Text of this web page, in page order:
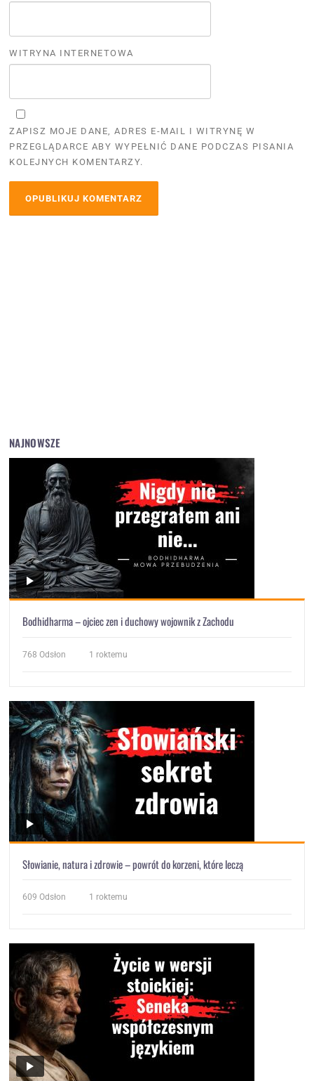
WITRYNA INTERNETOWA
ZAPISZ MOJE DANE, ADRES E-MAIL I WITRYNĘ W
PRZEGLĄDARCE ABY WYPEŁNIĆ DANE PODCZAS PISANIA
KOLEJNYCH KOMENTARZY.
NAJNOWSZE
Bodhidharma – ojciec zen i duchowy wojownik z Zachodu
768 Odsłon 1 roktemu
Słowianie, natura i zdrowie – powrót do korzeni, które leczą
609 Odsłon 1 roktemu